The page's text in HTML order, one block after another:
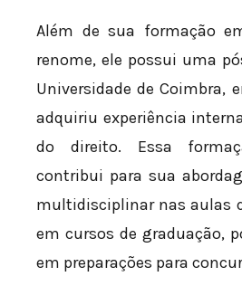
Além de sua formação
renome, ele possui uma
Universidade de Coimbra,
adquiriu experiência
do direito. Essa
contribui para sua
multidisciplinar nas aulas
em cursos de graduação,
em preparações para